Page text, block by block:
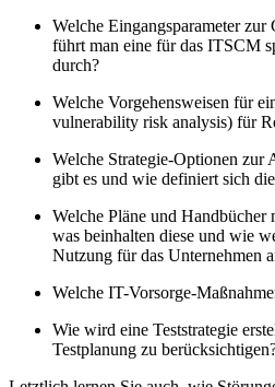
Welche Eingangsparameter
führt man eine für das ITSCM
durch?
Welche Vorgehensweisen für
vulnerability risk analysis) für
Welche Strategie-Optionen zur
gibt es und wie definiert sich
Welche Pläne und Handbücher
was beinhalten diese und wie
Nutzung für das Unternehmen
Welche IT-Vorsorge-
Wie wird eine Teststrategie
Testplanung zu